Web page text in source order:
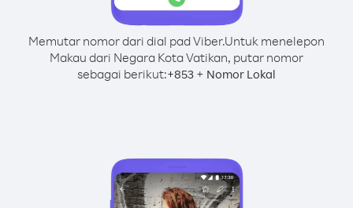
Memutar nomor dari dial pad Viber.Untuk menelepon
Makau dari Negara Kota Vatikan, putar nomor
sebagai berikut:+853 + Nomor Lokal